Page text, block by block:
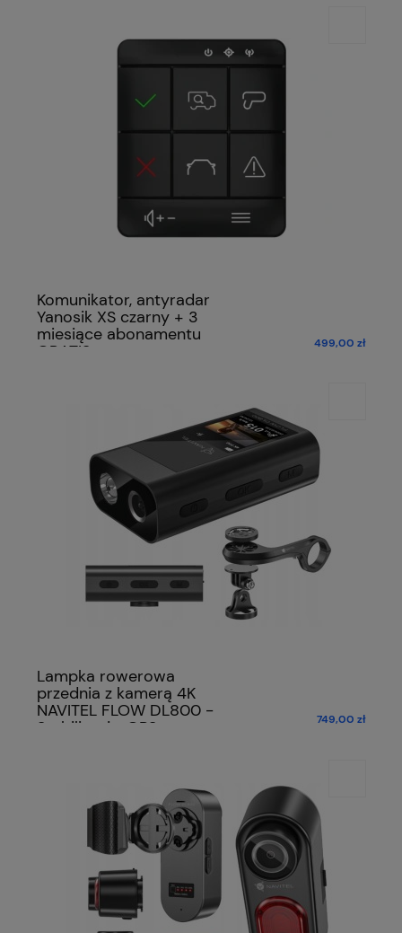
Komunikator, antyradar
Yanosik XS czarny + 3
miesiące abonamentu
GRATIS 499,00 zł
Lampka rowerowa
przednia z kamerą 4K
NAVITEL FLOW DL800 -
Stabilizacja, GPS 749,00 zł